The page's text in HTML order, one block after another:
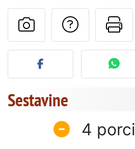
Objavite
Sestavine
4